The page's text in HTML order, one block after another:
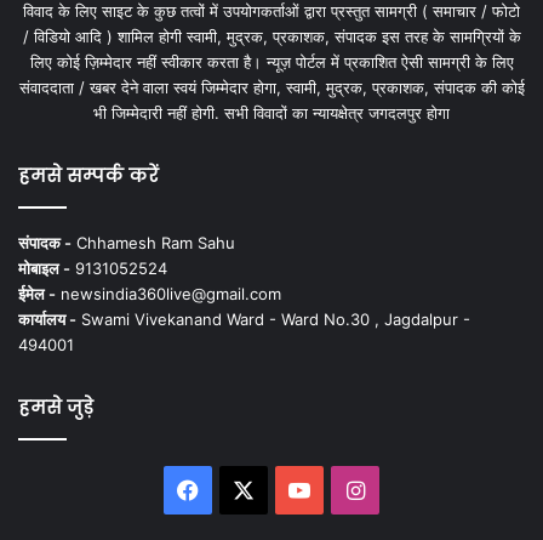
विवाद के लिए साइट के कुछ तत्वों में उपयोगकर्ताओं द्वारा प्रस्तुत सामग्री ( समाचार / फोटो
/ विडियो आदि ) शामिल होगी स्वामी, मुद्रक, प्रकाशक, संपादक इस तरह के सामग्रियों के
लिए कोई ज़िम्मेदार नहीं स्वीकार करता है। न्यूज़ पोर्टल में प्रकाशित ऐसी सामग्री के लिए
संवाददाता / खबर देने वाला स्वयं जिम्मेदार होगा, स्वामी, मुद्रक, प्रकाशक, संपादक की कोई
भी जिम्मेदारी नहीं होगी. सभी विवादों का न्यायक्षेत्र जगदलपुर होगा
हमसे सम्पर्क करें
संपादक - Chhamesh Ram Sahu
मोबाइल - 9131052524
ईमेल - newsindia360live@gmail.com
कार्यालय - Swami Vivekanand Ward - Ward No.30 , Jagdalpur -
494001
हमसे जुड़े
Facebook YouTubeInstagram